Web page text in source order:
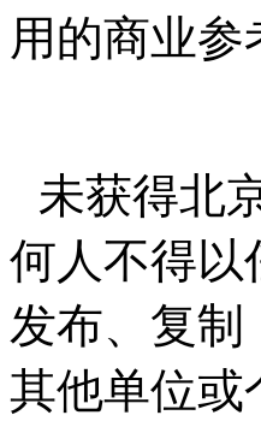
用的商业参
未获得北
何人不得以
发布、复制
其他单位或